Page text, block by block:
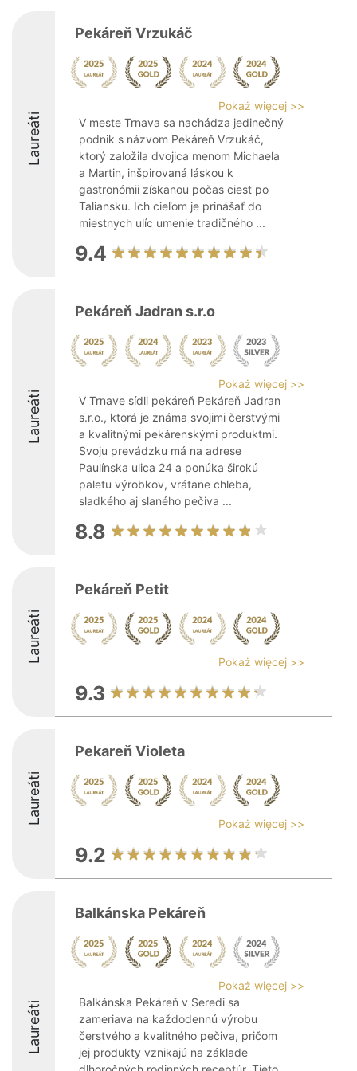
Laureáti
Pekáreň Vrzukáč
Pokaż więcej >>
V meste Trnava sa nachádza jedinečný
podnik s názvom Pekáreň Vrzukáč,
ktorý založila dvojica menom Michaela
a Martin, inšpirovaná láskou k
gastronómii získanou počas ciest po
Taliansku. Ich cieľom je prinášať do
miestnych ulíc umenie tradičného ...
9.4
Laureáti
Pekáreň Jadran s.r.o
Pokaż więcej >>
V Trnave sídli pekáreň Pekáreň Jadran
s.r.o., ktorá je známa svojimi čerstvými
a kvalitnými pekárenskými produktmi.
Svoju prevádzku má na adrese
Paulínska ulica 24 a ponúka širokú
paletu výrobkov, vrátane chleba,
sladkého aj slaného pečiva ...
8.8
Laureáti
Pekáreň Petit
Pokaż więcej >>
9.3
Laureáti
Pekareň Violeta
Pokaż więcej >>
9.2
Laureáti
Balkánska Pekáreň
Pokaż więcej >>
Balkánska Pekáreň v Seredi sa
zameriava na každodennú výrobu
čerstvého a kvalitného pečiva, pričom
jej produkty vznikajú na základe